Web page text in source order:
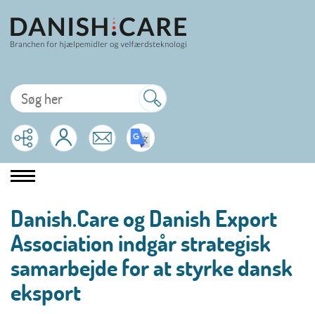
Danish.Care og Danish Export
Association indgår strategisk
samarbejde for at styrke dansk
eksport